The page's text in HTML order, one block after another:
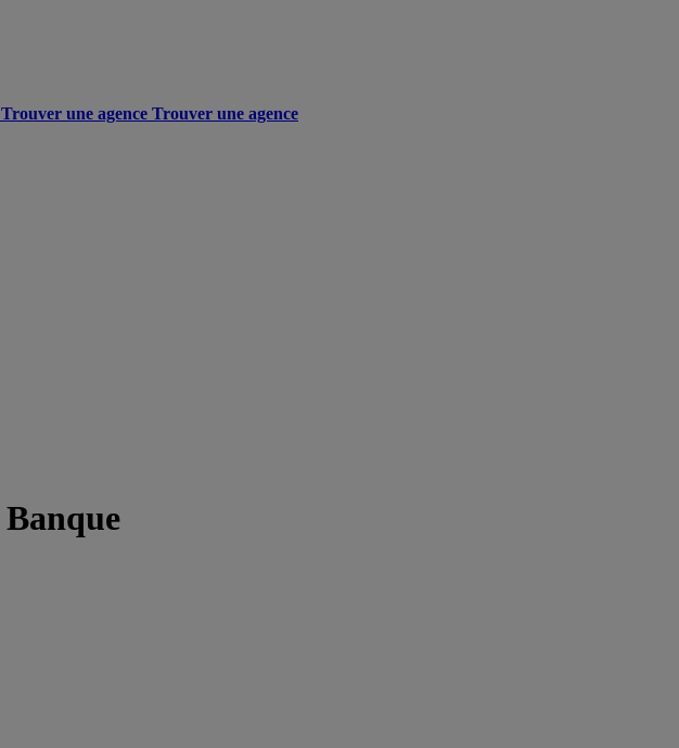
Trouver une agence Trouver une agence
Banque